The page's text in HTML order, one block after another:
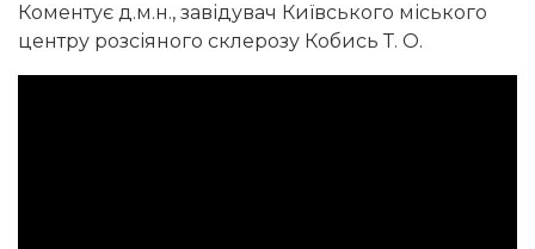
Коментує д.м.н., завідувач Київського міського
центру розсіяного склерозу Кобись Т. О.